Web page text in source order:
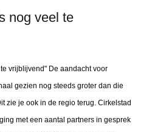
nog veel te
vrijblijvend" De aandacht voor
gezien nog steeds groter dan die
zie je ook in de regio terug. Cirkelstad
met een aantal partners in gesprek